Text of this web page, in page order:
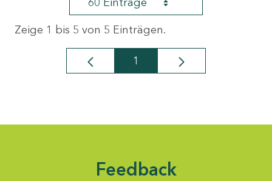
Zeige 1 bis 5 von 5 Einträgen.
Seite
1
Feedback